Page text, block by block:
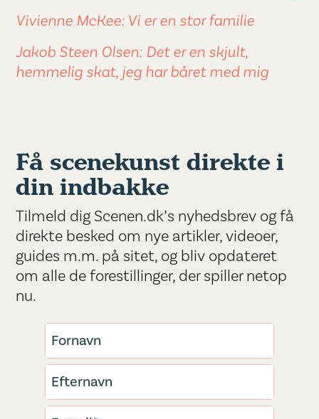
Vivienne McKee: Vi er en stor familie
Jakob Steen Olsen: Det er en skjult,
hemmelig skat, jeg har båret med mig
Få scenekunst direkte i
din indbakke
Tilmeld dig Scenen.dk’s nyhedsbrev og få
direkte besked om nye artikler, videoer,
guides m.m. på sitet, og bliv opdateret
om alle de forestillinger, der spiller netop
nu.